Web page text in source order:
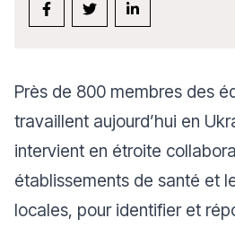
Près de 800 membres des
travaillent aujourd’hui en
intervient en étroite
établissements de santé et
locales, pour identifier et